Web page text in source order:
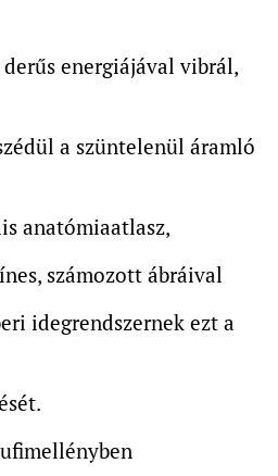
energiájával vibrál,
a szüntelenül áramló
anatómiaatlasz,
számozott ábráival
idegrendszernek ezt a